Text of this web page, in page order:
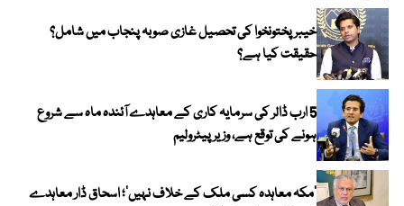
خیبر پختونخوا کی تحصیل غازی صوبہ پنجاب میں شامل؟
حقیقت کیا ہے؟
5 ارب ڈالر کی سرمایہ کاری کے معاہدے آئندہ ماہ سے شروع
ہونے کی توقع ہے، وزیر پیٹرولیم
‘مکہ معاہدہ کسی ملک کے خلاف نہیں’؛ اسحاق ڈار معاہدے